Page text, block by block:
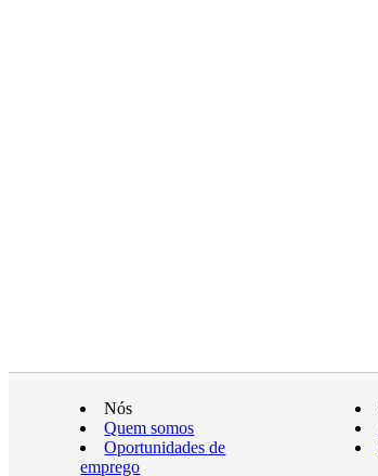
Nós
Quem somos
Oportunidades de
emprego